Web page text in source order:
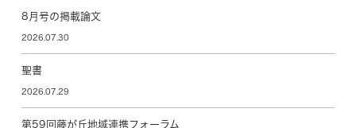
8月号の掲載論文
2026.07.30
聖書
2026.07.29
第59回藤が丘地域連携フォーラム